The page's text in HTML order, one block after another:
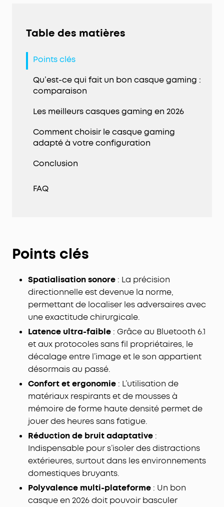
Table des matières
Points clés
Qu’est-ce qui fait un bon casque gaming :
comparaison
Les meilleurs casques gaming en 2026
Comment choisir le casque gaming
adapté à votre configuration
Conclusion
FAQ
Points clés
Spatialisation sonore : La précision
directionnelle est devenue la norme,
permettant de localiser les adversaires avec
une exactitude chirurgicale.
Latence ultra-faible : Grâce au Bluetooth 6.1
et aux protocoles sans fil propriétaires, le
décalage entre l’image et le son appartient
désormais au passé.
Confort et ergonomie : L’utilisation de
matériaux respirants et de mousses à
mémoire de forme haute densité permet de
jouer des heures sans fatigue.
Réduction de bruit adaptative :
Indispensable pour s’isoler des distractions
extérieures, surtout dans les environnements
domestiques bruyants.
Polyvalence multi-plateforme : Un bon
casque en 2026 doit pouvoir basculer